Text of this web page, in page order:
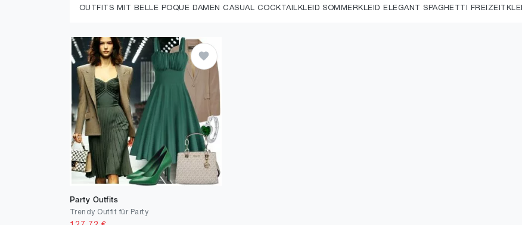
OUTFITS MIT BELLE POQUE DAMEN CASUAL COCKTAILKLEID SOMMERKLEID ELEGANT SPAGHETTI
Party Outfits
Trendy Outfit für Party